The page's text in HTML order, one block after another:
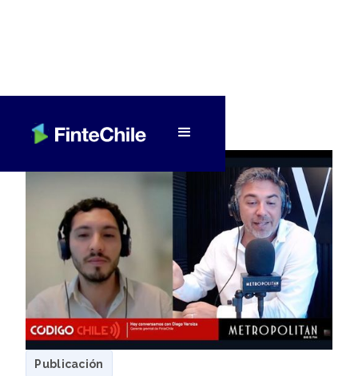
Publicación